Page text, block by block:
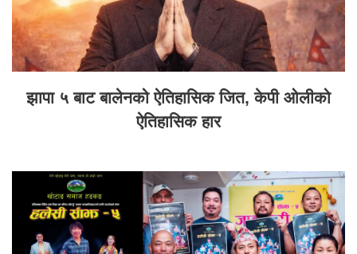
झापा ५ बाट बालेनको ऐतिहासिक जित, केपी ओलीको
ऐतिहासिक हार